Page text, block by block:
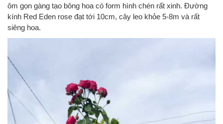
ôm gọn gàng tạo bông hoa có form hình chén rất xinh. Đường
kính Red Eden rose đạt tới 10cm, cây leo khỏe 5-8m và rất
siêng hoa.